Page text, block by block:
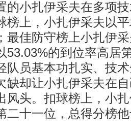
的小扎伊采夫在多项
榜上，小扎伊采夫以
最佳防守榜上小扎伊
53.03%的到位率高居
队员基本功扎实、技
缺却让小扎伊采夫在
风头。扣球榜上，小
二十一位，总得分榜